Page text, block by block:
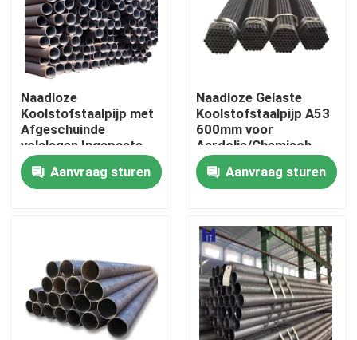
Video's
Naadloze
Koolstofstaalpijp met
Afgeschuinde
volslagen Ingepaste
2mm - 100mm
Aanvraag sturen
Naadloze Gelaste
Koolstofstaalpijp A53
600mm voor
Aardolie/Chemisch
product
Aanvraag sturen